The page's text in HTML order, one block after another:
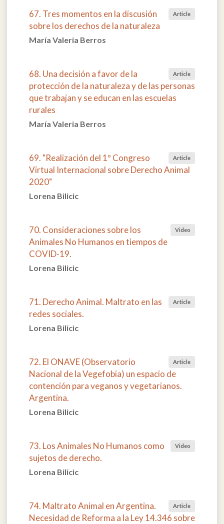
Article
67. Tres momentos en la discusión
sobre los derechos de la naturaleza
María Valeria Berros
Article
68. Una decisión a favor de la
protección de la naturaleza y de las personas
que trabajan y se educan en las escuelas
rurales
María Valeria Berros
Article
69. "Realización del 1º Congreso
Virtual Internacional sobre Derecho Animal
2020"
Lorena Bilicic
Video
70. Consideraciones sobre los
Animales No Humanos en tiempos de
COVID-19.
Lorena Bilicic
Article
71. Derecho Animal. Maltrato en las
redes sociales.
Lorena Bilicic
Article
72. El ONAVE (Observatorio
Nacional de la Vegefobia) un espacio de
contención para veganos y vegetarianos.
Argentina.
Lorena Bilicic
Video
73. Los Animales No Humanos como
sujetos de derecho.
Lorena Bilicic
Article
74. Maltrato Animal en Argentina.
Necesidad de Reforma a la Ley 14.346 sobre